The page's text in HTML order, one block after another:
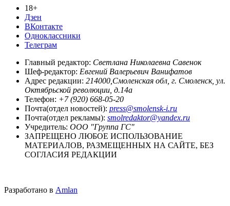
18+
Дзен
ВКонтакте
Одноклассники
Телеграм
Главный редактор: Светлана Николаевна Савенок
Шеф-редактор: Евгений Валерьевич Ванифатов
Адрес редакции: 214000,Смоленская обл, г. Смоленск, ул.
Октябрьской революции, д.14а
Телефон: +7 (920) 668-05-20
Почта(отдел новостей): press@smolensk-i.ru
Почта(отдел рекламы): smolredaktor@yandex.ru
Учредитель: ООО "Группа ГС"
ЗАПРЕЩЕНО ЛЮБОЕ ИСПОЛЬЗОВАНИЕ
МАТЕРИАЛОВ, РАЗМЕЩЕННЫХ НА САЙТЕ, БЕЗ
СОГЛАСИЯ РЕДАКЦИИ
Разработано в Amlan